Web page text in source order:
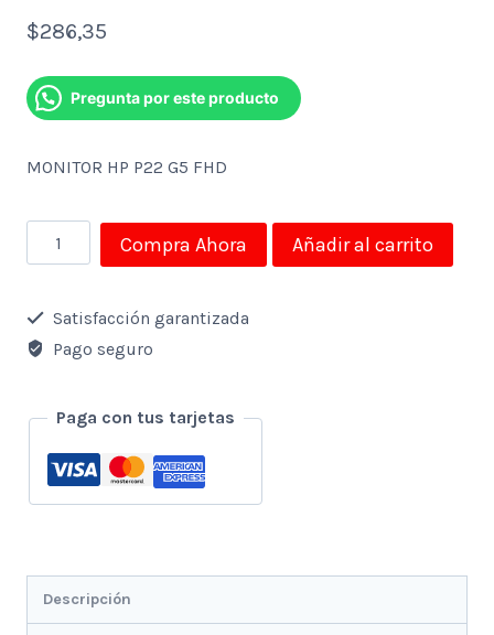
$286,35
Pregunta por este producto
MONITOR HP P22 G5 FHD
MONITOR
HP
P22
G5
cantidad
Compra Ahora Añadir al carrito
Satisfacción garantizada
Pago seguro
Paga con tus tarjetas
Descripción